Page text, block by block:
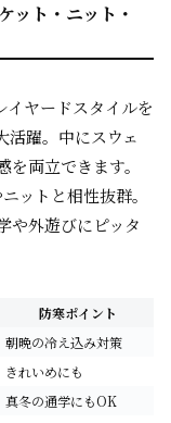
ット・ニット・
イヤードスタイルを
活躍。中にスウェ
両立できます。
ットと相性抜群。
や外遊びにピッタ
防寒ポイント
朝晩の冷え込み対策
きれいめにも
真冬の通学にもOK